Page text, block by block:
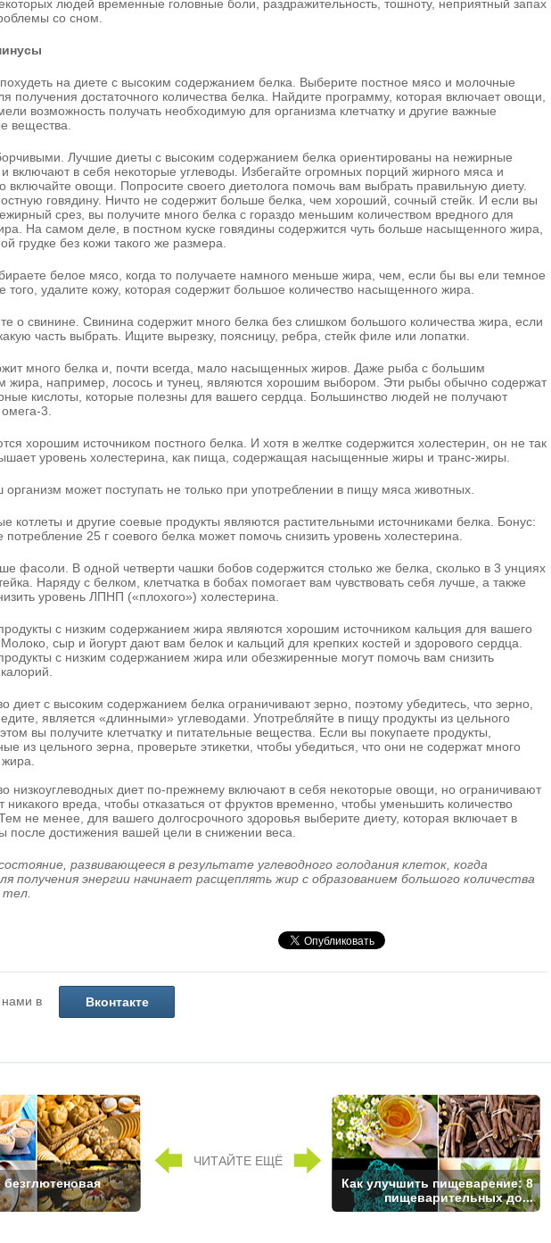
людей временные головные боли, раздражительность, тошноту, неприятный запах
со сном.
на диете с высоким содержанием белка. Выберите постное мясо и молочные
получения достаточного количества белка. Найдите программу, которая включает овощи,
возможность получать необходимую для организма клетчатку и другие важные
вещества.
Лучшие диеты с высоким содержанием белка ориентированы на нежирные
включают в себя некоторые углеводы. Избегайте огромных порций жирного мяса и
включайте овощи. Попросите своего диетолога помочь вам выбрать правильную диету.
говядину. Ничто не содержит больше белка, чем хороший, сочный стейк. И если вы
срез, вы получите много белка с гораздо меньшим количеством вредного для
На самом деле, в постном куске говядины содержится чуть больше насыщенного жира,
грудке без кожи такого же размера.
белое мясо, когда то получаете намного меньше жира, чем, если бы вы ели темное
того, удалите кожу, которая содержит большое количество насыщенного жира.
о свинине. Свинина содержит много белка без слишком большого количества жира, если
часть выбрать. Ищите вырезку, поясницу, ребра, стейк филе или лопатки.
много белка и, почти всегда, мало насыщенных жиров. Даже рыба с большим
жира, например, лосось и тунец, являются хорошим выбором. Эти рыбы обычно содержат
кислоты, которые полезны для вашего сердца. Большинство людей не получают
3.
хорошим источником постного белка. И хотя в желтке содержится холестерин, он не так
уровень холестерина, как пища, содержащая насыщенные жиры и транс-жиры.
организм может поступать не только при употреблении в пищу мяса животных.
котлеты и другие соевые продукты являются растительными источниками белка. Бонус:
25 г соевого белка может помочь снизить уровень холестерина.
фасоли. В одной четверти чашки бобов содержится столько же белка, сколько в 3 унциях
Наряду с белком, клетчатка в бобах помогает вам чувствовать себя лучше, а также
уровень ЛПНП («плохого») холестерина.
с низким содержанием жира являются хорошим источником кальция для вашего
сыр и йогурт дают вам белок и кальций для крепких костей и здорового сердца.
с низким содержанием жира или обезжиренные могут помочь вам снизить
диет с высоким содержанием белка ограничивают зерно, поэтому убедитесь, что зерно,
является «длинными» углеводами. Употребляйте в пищу продукты из цельного
вы получите клетчатку и питательные вещества. Если вы покупаете продукты,
из цельного зерна, проверьте этикетки, чтобы убедиться, что они не содержат много
низкоуглеводных диет по-прежнему включают в себя некоторые овощи, но ограничивают
никакого вреда, чтобы отказаться от фруктов временно, чтобы уменьшить количество
не менее, для вашего долгосрочного здоровья выберите диету, которая включает в
после достижения вашей цели в снижении веса.
развивающееся в результате углеводного голодания клеток, когда
получения энергии начинает расщеплять жир с образованием большого количества
нами в Вконтакте
безглютеновая
ЧИТАЙТЕ ЕЩЁ
Как улучшить пищеварение: 8
пищеварительных до...